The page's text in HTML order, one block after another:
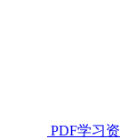
PDF学习资